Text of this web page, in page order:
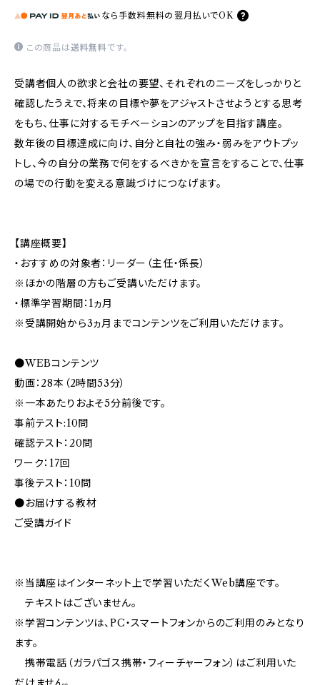
なら 手数料無料の 翌月払いでOK
この商品は送料無料です。
受講者個人の欲求と会社の要望、それぞれのニーズをしっかりと
確認したうえで、将来の目標や夢をアジャストさせようとする思考
をもち、仕事に対するモチベーションのアップを目指す講座。
数年後の目標達成に向け、自分と自社の強み・弱みをアウトプッ
トし、今の自分の業務で何をするべきかを宣言をすることで、仕事
の場での行動を変える意識づけにつなげます。
【講座概要】
・おすすめの対象者：リーダー（主任・係長）
※ほかの階層の方もご受講いただけます。
・標準学習期間：1ヵ月
※受講開始から3ヵ月までコンテンツをご利用いただけます。
●WEBコンテンツ
動画：28本（2時間53分）
※一本あたりおよそ5分前後です。
事前テスト:10問
確認テスト：20問
ワーク：17回
事後テスト：10問
●お届けする教材
ご受講ガイド
※当講座はインターネット上で学習いただくWeb講座です。
テキストはございません。
※学習コンテンツは、PC・スマートフォンからのご利用のみとなり
ます。
携帯電話（ガラパゴス携帯・フィーチャーフォン）はご利用いた